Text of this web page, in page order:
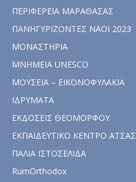
ΠΕΡΙΦΕΡΕΙΑ ΜΑΡΑΘΑΣΑΣ
ΠΑΝΗΓΥΡΙΖΟΝΤΕΣ ΝΑΟΙ 2023
ΜΟΝΑΣΤΗΡΙΑ
ΜΝΗΜΕΙΑ UNESCO
ΜΟΥΣΕΙΑ – ΕΙΚΟΝΟΦΥΛΑΚΙΑ
ΙΔΡΥΜΑΤΑ
ΕΚΔΟΣΕΙΣ ΘΕΟΜΟΡΦΟΥ
ΕΚΠΑΙΔΕΥΤΙΚΟ ΚΕΝΤΡΟ ΑΤΣΑΣ
ΠΑΛΙΑ ΙΣΤΟΣΕΛΙΔΑ
RumOrthodox